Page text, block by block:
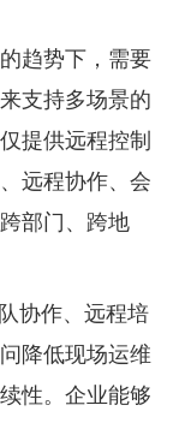
趋势下，需要
支持多场景的
提供远程控制
远程协作、会
部门、跨地
协作、远程培
降低现场运维
性。企业能够